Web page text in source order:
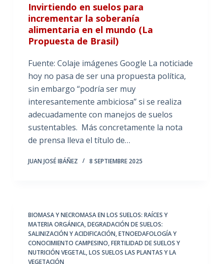
Invirtiendo en suelos para
incrementar la soberanía
alimentaria en el mundo (La
Propuesta de Brasil)
Fuente: Colaje imágenes Google La noticiade
hoy no pasa de ser una propuesta política,
sin embargo “podría ser muy
interesantemente ambiciosa” si se realiza
adecuadamente con manejos de suelos
sustentables. Más concretamente la nota
de prensa lleva el título de…
JUAN JOSÉ IBÁÑEZ 8 SEPTIEMBRE 2025
BIOMASA Y NECROMASA EN LOS SUELOS: RAÍCES Y
MATERIA ORGÁNICA,DEGRADACIÓN DE SUELOS:
SALINIZACIÓN Y ACIDIFICACIÓN,ETNOEDAFOLOGÍA Y
CONOCIMIENTO CAMPESINO,FERTILIDAD DE SUELOS Y
NUTRICIÓN VEGETAL,LOS SUELOS LAS PLANTAS Y LA
VEGETACIÓN